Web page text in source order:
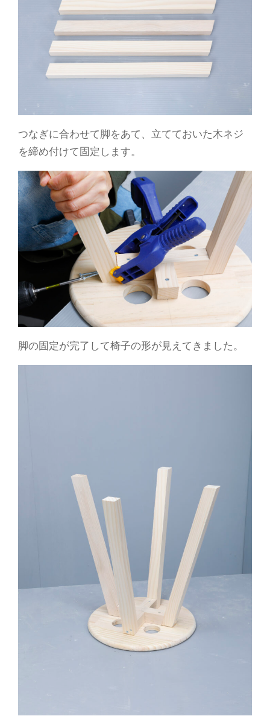
つなぎに合わせて脚をあて、立てておいた木ネジ
を締め付けて固定します。
脚の固定が完了して椅子の形が見えてきました。